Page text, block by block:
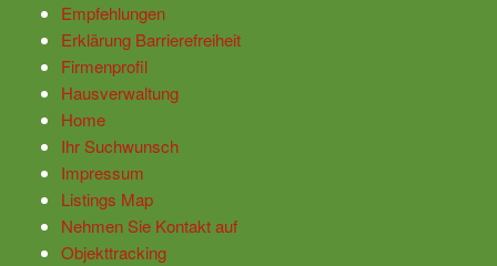
Empfehlungen
Erklärung Barrierefreiheit
Firmenprofil
Hausverwaltung
Home
Ihr Suchwunsch
Impressum
Listings Map
Nehmen Sie Kontakt auf
Objekttracking